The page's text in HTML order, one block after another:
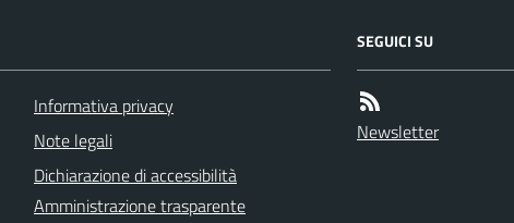
Informativa privacy
Note legali
Dichiarazione di accessibilità
Amministrazione trasparente
SEGUICI SU
Newsletter